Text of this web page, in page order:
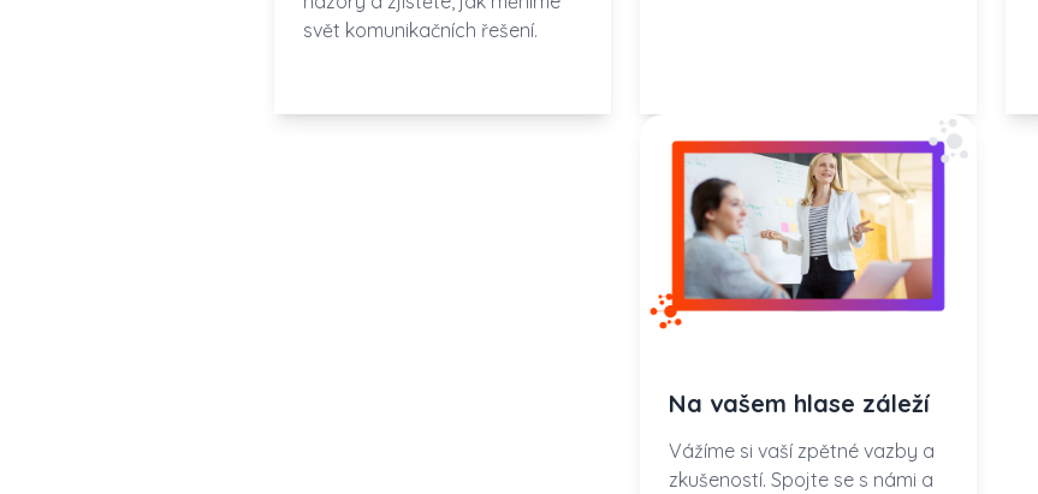
svět komunikačních řešení.
Na vašem hlase záleží
Vážíme si vaší zpětné vazby a
zkušeností. Spojte se s námi a